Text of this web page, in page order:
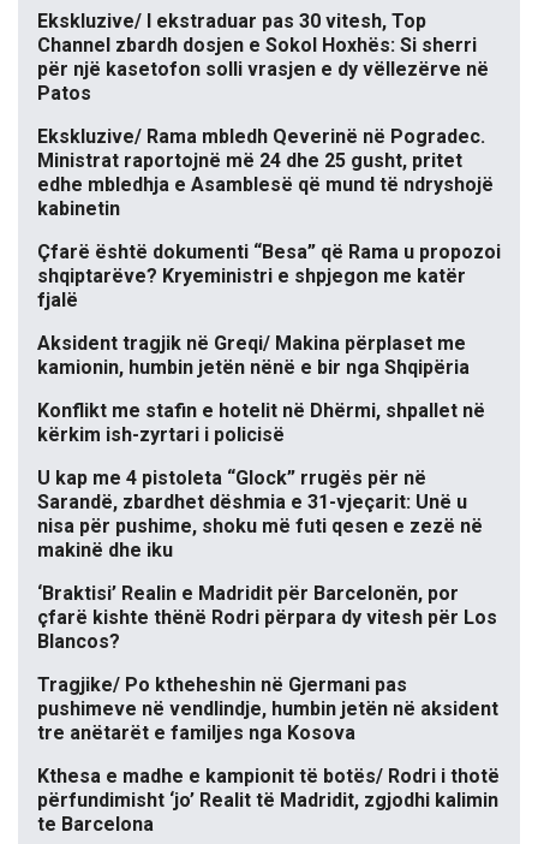
Ekskluzive/ I ekstraduar pas 30 vitesh, Top
Channel zbardh dosjen e Sokol Hoxhës: Si sherri
për një kasetofon solli vrasjen e dy vëllezërve në
Patos
Ekskluzive/ Rama mbledh Qeverinë në Pogradec.
Ministrat raportojnë më 24 dhe 25 gusht, pritet
edhe mbledhja e Asamblesë që mund të ndryshojë
kabinetin
Çfarë është dokumenti “Besa” që Rama u propozoi
shqiptarëve? Kryeministri e shpjegon me katër
fjalë
Aksident tragjik në Greqi/ Makina përplaset me
kamionin, humbin jetën nënë e bir nga Shqipëria
Konflikt me stafin e hotelit në Dhërmi, shpallet në
kërkim ish-zyrtari i policisë
U kap me 4 pistoleta “Glock” rrugës për në
Sarandë, zbardhet dëshmia e 31-vjeçarit: Unë u
nisa për pushime, shoku më futi qesen e zezë në
makinë dhe iku
‘Braktisi’ Realin e Madridit për Barcelonën, por
çfarë kishte thënë Rodri përpara dy vitesh për Los
Blancos?
Tragjike/ Po ktheheshin në Gjermani pas
pushimeve në vendlindje, humbin jetën në aksident
tre anëtarët e familjes nga Kosova
Kthesa e madhe e kampionit të botës/ Rodri i thotë
përfundimisht ‘jo’ Realit të Madridit, zgjodhi kalimin
te Barcelona